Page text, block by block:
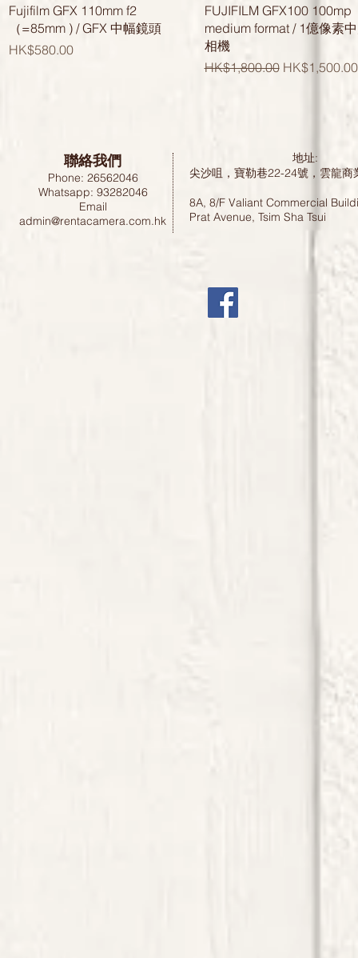
快速瀏覽
Fujifilm GFX 110mm f2
（=85mm ) / GFX 中幅鏡頭
價格
HK$580.00
快速瀏覽
FUJIFILM GFX100 100mp
medium format / 1億像素
相機
一般價格
HK$1,800.00 促銷價格
HK$1,500.00
聯絡我們
Phone: 26562046
Whatsapp: 93282046
Email
admin@rentacamera.com.hk
地址:
尖沙咀，寶勒巷22-24號，雲龍
8A, 8/F Valiant Commercial
Prat Avenue, Tsim Sha Tsui